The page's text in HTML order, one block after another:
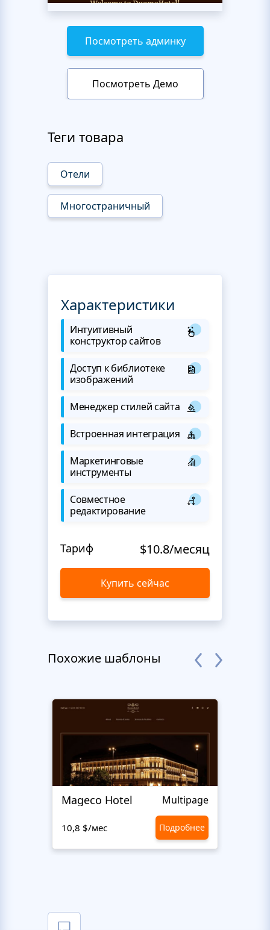
Посмотреть админку
Посмотреть Демо
Теги товара
Отели
Многостраничный
Характеристики
Интуитивный
конструктор сайтов
Доступ к библиотеке
изображений
Менеджер стилей сайта
Встроенная интеграция
Маркетинговые
инструменты
Совместное
редактирование
Тариф $10.8/месяц
Купить сейчас
Похожие шаблоны
Mageco Hotel Multipage
10,8 $/мес Подробнее